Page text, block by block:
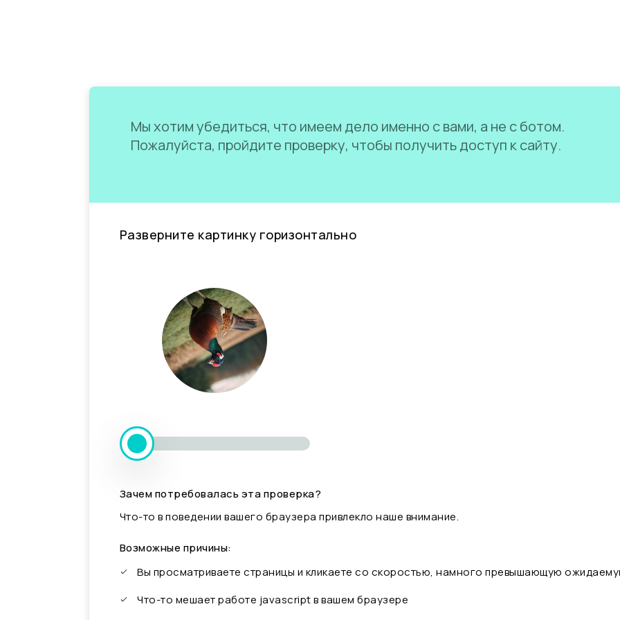
Мы хотим убедиться, что имеем дело именно с вами, а не с ботом.
Пожалуйста, пройдите проверку, чтобы получить доступ к сайту.
Разверните картинку горизонтально
Зачем потребовалась эта проверка?
Что-то в поведении вашего браузера привлекло наше внимание.
Возможные причины:
Вы просматриваете страницы и кликаете со скоростью, намного превышающую
Что-то мешает работе javascript в вашем браузере